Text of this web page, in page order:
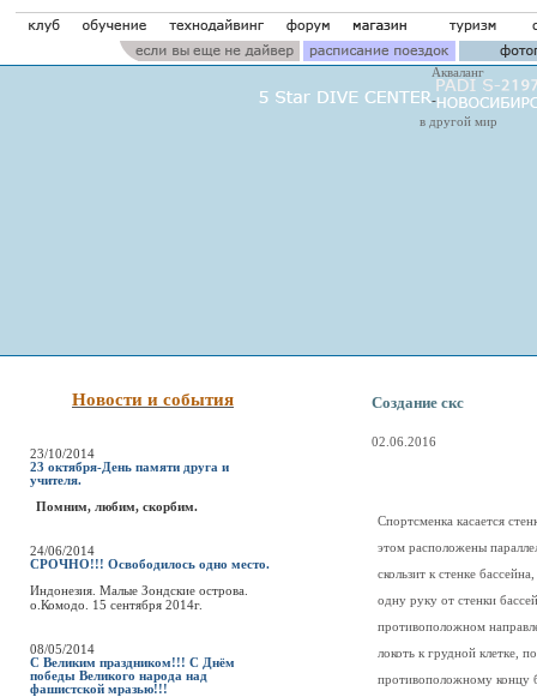
Акваланг
в другой мир
Новости и события
23/10/2014
23 октября-День памяти друга и
учителя.
Помним, любим, скорбим.
24/06/2014
СРОЧНО!!! Освободилось одно место.
Индонезия. Малые Зондские острова.
о.Комодо. 15 сентября 2014г.
08/05/2014
С Великим праздником!!! С Днём
победы Великого народа над
фашистской мразью!!!
Создание скс
02.06.2016
Спортсменка касается
этом расположены
скользит к стенке
одну руку от стенки
противоположном
локоть к грудной клетке,
противоположному концу